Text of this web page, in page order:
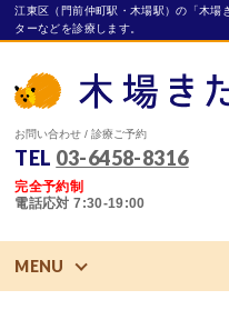
江東区（門前仲町駅・木場駅）の「木場
ターなどを診療します。
お問い合わせ / 診療ご予約
TEL 03-6458-8316
完全予約制
電話応対 7:30-19:00
MENU